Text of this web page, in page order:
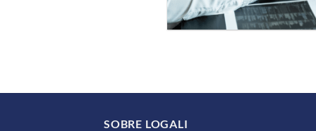
SOBRE LOGALI